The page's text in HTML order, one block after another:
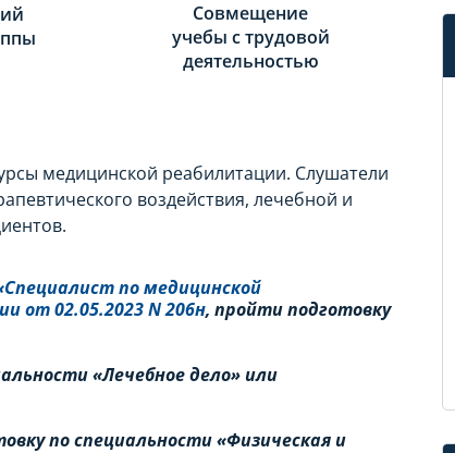
Совмещение
учебы с трудовой
деятельностью
медицинской реабилитации. Слушатели
воздействия, лечебной и
по медицинской
от 02.05.2023 N 206н, пройти подготовку
«Лечебное дело» или
по специальности «Физическая и